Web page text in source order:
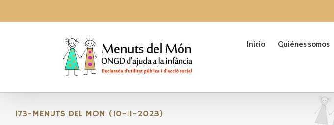
content
Inicio Quiénes somos
173-MENUTS DEL MON (10-11-2023)